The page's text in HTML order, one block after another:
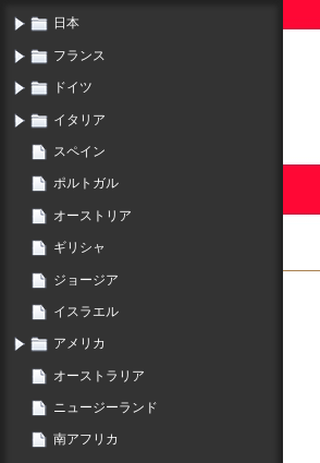
日本
フランス
ドイツ
イタリア
スペイン
ポルトガル
オーストリア
ギリシャ
ジョージア
イスラエル
アメリカ
オーストラリア
ニュージーランド
南アフリカ